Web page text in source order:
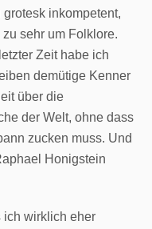
inkompetent,
sehr um Folklore.
Zeit habe ich
demütige Kenner
über die
der Welt, ohne dass
zucken muss. Und
Honigstein
ich wirklich eher